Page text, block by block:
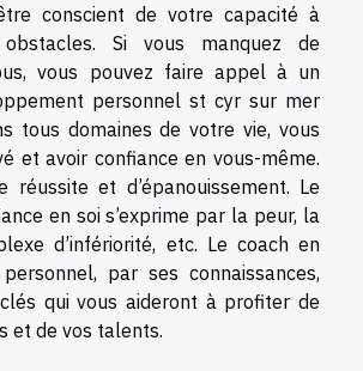
conscient de votre capacité à
Si vous manquez de
vous pouvez faire appel à un
personnel st cyr sur mer
tous domaines de votre vie, vous
et avoir confiance en vous-même.
réussite et d’épanouissement. Le
en soi s’exprime par la peur, la
d’infériorité, etc. Le coach en
par ses connaissances,
qui vous aideront à profiter de
et de vos talents.